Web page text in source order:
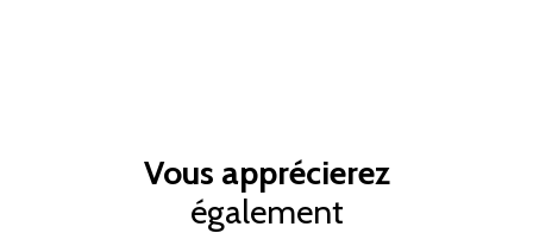
Vous apprécierez
également